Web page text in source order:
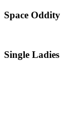
Space Oddity
Single Ladies